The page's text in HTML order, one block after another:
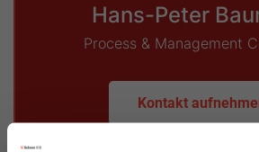
Hans-Peter
Process & Management
Kontakt